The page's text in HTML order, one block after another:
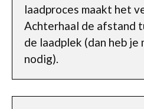
laadproces maakt het
Achterhaal de afstand
de laadplek (dan heb je
nodig).